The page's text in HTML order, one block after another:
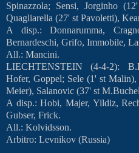
Spinazzola; Sensi, Jorginho
Quagliarella (27' st Pavoletti),
A disp.: Donnarumma,
Bernardeschi, Grifo, Immobile,
All.: Mancini.
LIECHTENSTEIN (4-4-2):
Hofer, Goppel; Sele (1' st
Meier), Salanovic (37' st
A disp.: Hobi, Majer, Yildiz,
Gubser, Frick.
All.: Kolvidsson.
Arbitro: Levnikov (Russia)